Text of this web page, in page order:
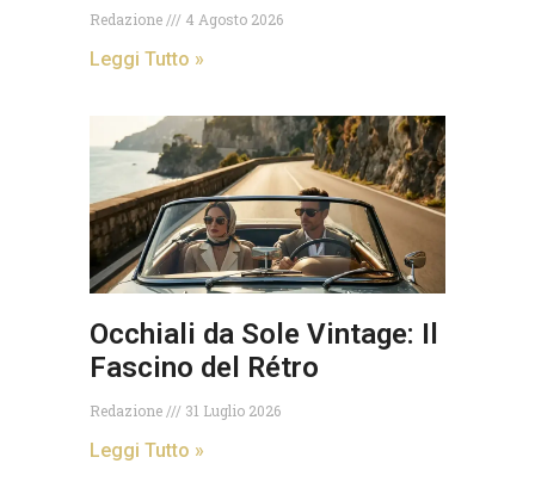
Redazione 4 Agosto 2026
Leggi Tutto »
Occhiali da Sole Vintage: Il
Fascino del Rétro
Redazione 31 Luglio 2026
Leggi Tutto »